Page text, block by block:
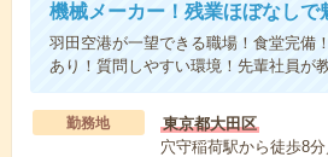
機械メーカー！残業ほぼなしで
羽田空港が一望できる職場！食堂完備
あり！質問しやすい環境！先輩社員が
勤務地
東京都大田区
穴守稲荷駅から徒歩8